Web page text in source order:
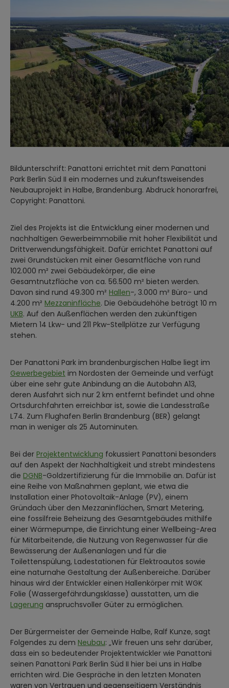
Bildunterschrift: Panattoni errichtet mit dem Panattoni
Park Berlin Süd II ein modernes und zukunftsweisendes
Neubauprojekt in Halbe, Brandenburg. Abdruck honorarfrei,
Copyright: Panattoni.
Ziel des Projekts ist die Entwicklung einer modernen und
nachhaltigen Gewerbeimmobilie mit hoher Flexibilität und
Drittverwendungsfähigkeit. Dafür errichtet Panattoni auf
zwei Grundstücken mit einer Gesamtfläche von rund
102.000 m² zwei Gebäudekörper, die eine
Gesamtnutzfläche von ca. 56.500 m² bieten werden.
Davon sind rund 49.300 m² Hallen-, 3.000 m² Büro- und
4.200 m² Mezzaninfläche. Die Gebäudehöhe beträgt 10 m
UKB. Auf den Außenflächen werden den zukünftigen
Mietern 14 Lkw- und 211 Pkw-Stellplätze zur Verfügung
stehen.
Der Panattoni Park im brandenburgischen Halbe liegt im
Gewerbegebiet im Nordosten der Gemeinde und verfügt
über eine sehr gute Anbindung an die Autobahn A13,
deren Ausfahrt sich nur 2 km entfernt befindet und ohne
Ortsdurchfahrten erreichbar ist, sowie die Landesstraße
L74. Zum Flughafen Berlin Brandenburg (BER) gelangt
man in weniger als 25 Autominuten.
Bei der Projektentwicklung fokussiert Panattoni besonders
auf den Aspekt der Nachhaltigkeit und strebt mindestens
die DGNB-Goldzertifizierung für die Immobilie an. Dafür ist
eine Reihe von Maßnahmen geplant, wie etwa die
Installation einer Photovoltaik-Anlage (PV), einem
Gründach über den Mezzaninflächen, Smart Metering,
eine fossilfreie Beheizung des Gesamtgebäudes mithilfe
einer Wärmepumpe, die Einrichtung einer Wellbeing-Area
für Mitarbeitende, die Nutzung von Regenwasser für die
Bewässerung der Außenanlagen und für die
Toilettenspülung, Ladestationen für Elektroautos sowie
eine naturnahe Gestaltung der Außenbereiche. Darüber
hinaus wird der Entwickler einen Hallenkörper mit WGK
Folie (Wassergefährdungsklasse) ausstatten, um die
Lagerung anspruchsvoller Güter zu ermöglichen.
Der Bürgermeister der Gemeinde Halbe, Ralf Kunze, sagt
Folgendes zu dem Neubau: „Wir freuen uns sehr darüber,
dass ein so bedeutender Projektentwickler wie Panattoni
seinen Panattoni Park Berlin Süd II hier bei uns in Halbe
errichten wird. Die Gespräche in den letzten Monaten
waren von Vertrauen und gegenseitigem Verständnis